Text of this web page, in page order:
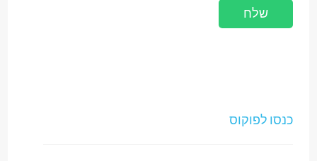
כנסו לפוקוס